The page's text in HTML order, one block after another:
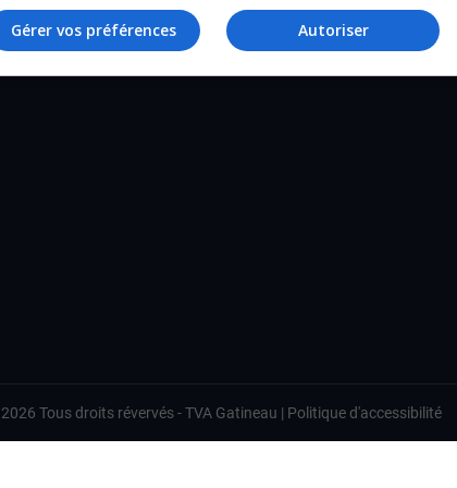
TVA
2026 Tous droits révervés -TVA Gatineau | Politique d'accessibilité
Autoriser
Gérer vos préférences